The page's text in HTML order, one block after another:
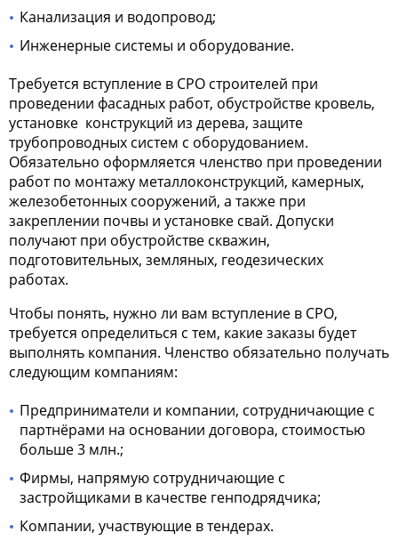
Канализация и водопровод;
Инженерные системы и оборудование.
Требуется вступление в СРО строителей при
проведении фасадных работ, обустройстве кровель,
установке конструкций из дерева, защите
трубопроводных систем с оборудованием.
Обязательно оформляется членство при проведении
работ по монтажу металлоконструкций, камерных,
железобетонных сооружений, а также при
закреплении почвы и установке свай. Допуски
получают при обустройстве скважин,
подготовительных, земляных, геодезических
работах.
Чтобы понять, нужно ли вам вступление в СРО,
требуется определиться с тем, какие заказы будет
выполнять компания. Членство обязательно получать
следующим компаниям:
Предприниматели и компании, сотрудничающие с
партнёрами на основании договора, стоимостью
больше 3 млн.;
Фирмы, напрямую сотрудничающие с
застройщиками в качестве генподрядчика;
Компании, участвующие в тендерах.